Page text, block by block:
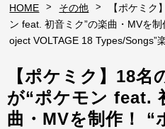
HOME > その他 >
【ポケミク
ン feat. 初音ミク”の楽曲・MVを
oject VOLTAGE 18 Types/Songs”
【ポケミク】18名
が“ポケモン feat.
曲・MVを制作！